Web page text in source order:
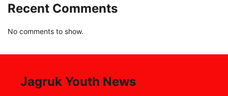
Recent Comments
No comments to show.
Jagruk Youth News